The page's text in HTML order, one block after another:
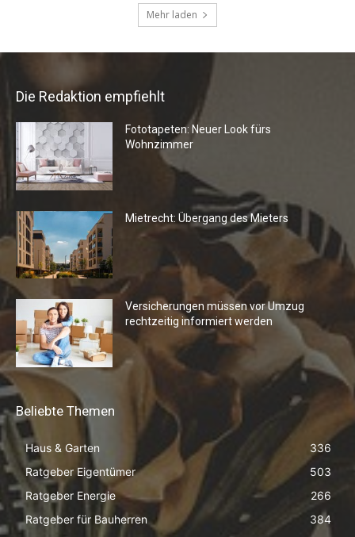
Die Redaktion empfiehlt
Fototapeten: Neuer Look fürs
Wohnzimmer
Mietrecht: Übergang des Mieters
Versicherungen müssen vor Umzug
rechtzeitig informiert werden
Beliebte Themen
Haus & Garten
336
Ratgeber Eigentümer
503
Ratgeber Energie
266
Ratgeber für Bauherren
384